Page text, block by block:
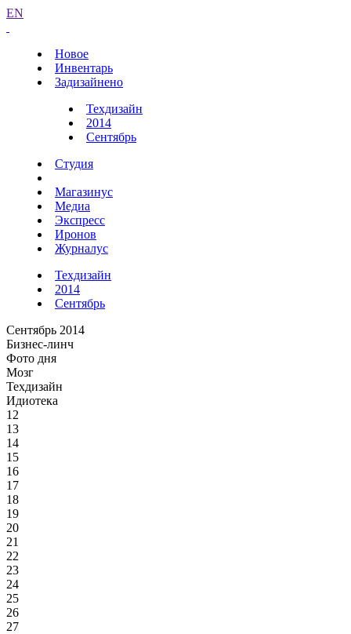
EN
Новое
Инвентарь
Задизайнено
Техдизайн
2014
Сентябрь
Студия
Магазинус
Медиа
Экспресс
Иронов
Журналус
Техдизайн
2014
Сентябрь
Сентябрь 2014
Бизнес-линч
Фото дня
Мозг
Техдизайн
Идиотека
12
13
14
15
16
17
18
19
20
21
22
23
24
25
26
27